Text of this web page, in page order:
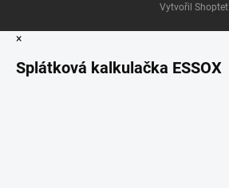
Vytvořil Shoptet
×
Splátková kalkulačka ESSOX